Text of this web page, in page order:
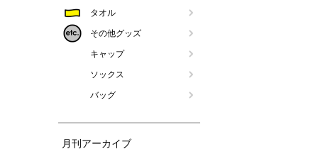
タオル
その他グッズ
キャップ
ソックス
バッグ
月刊アーカイブ